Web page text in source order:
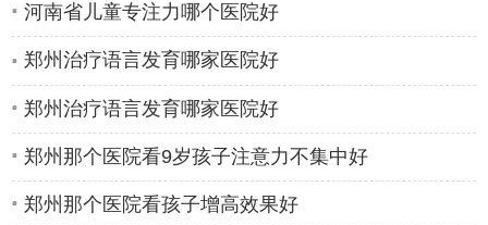
河南省儿童专注力哪个医院好
郑州治疗语言发育哪家医院好
郑州治疗语言发育哪家医院好
郑州那个医院看9岁孩子注意力不集中好
郑州那个医院看孩子增高效果好